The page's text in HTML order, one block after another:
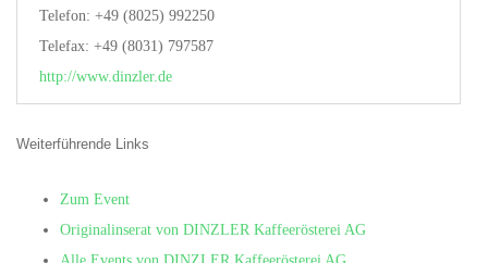
Telefon: +49 (8025) 992250
Telefax: +49 (8031) 797587
http://www.dinzler.de
Weiterführende Links
Zum Event
Originalinserat von DINZLER Kaffeerösterei AG